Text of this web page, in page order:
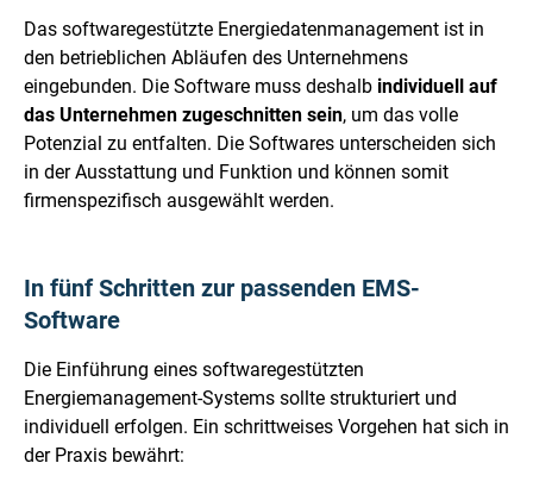
Das softwaregestützte Energiedatenmanagement ist in
den betrieblichen Abläufen des Unternehmens
eingebunden. Die Software muss deshalb individuell auf
das Unternehmen zugeschnitten sein, um das volle
Potenzial zu entfalten. Die Softwares unterscheiden sich
in der Ausstattung und Funktion und können somit
firmenspezifisch ausgewählt werden.
In fünf Schritten zur passenden EMS-
Software
Die Einführung eines softwaregestützten
Energiemanagement-Systems sollte strukturiert und
individuell erfolgen. Ein schrittweises Vorgehen hat sich in
der Praxis bewährt: